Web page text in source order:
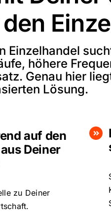
Einzelhandel
höhere
Genau hier
Lösung.
auf den
Deiner
zu Deiner